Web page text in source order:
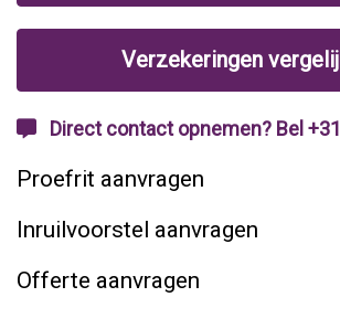
Verzekeringen
Direct contact opnemen? Bel
Proefrit aanvragen
Inruilvoorstel aanvragen
Offerte aanvragen